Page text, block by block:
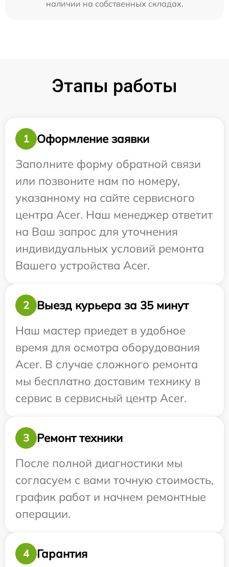
наличии на собственных складах.
Этапы работы
1
Оформление заявки
Заполните форму обратной связи
или позвоните нам по номеру,
указанному на сайте сервисного
центра Acer. Наш менеджер ответит
на Ваш запрос для уточнения
индивидуальных условий ремонта
Вашего устройства Acer.
2
Выезд курьера за 35 минут
Наш мастер приедет в удобное
время для осмотра оборудования
Acer. В случае сложного ремонта
мы бесплатно доставим технику в
сервис в сервисный центр Acer.
3
Ремонт техники
После полной диагностики мы
согласуем с вами точную стоимость,
график работ и начнем ремонтные
операции.
4 Гарантия